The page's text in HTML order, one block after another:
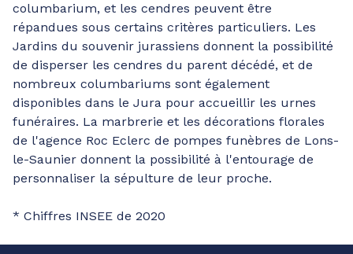
columbarium, et les cendres peuvent être
répandues sous certains critères particuliers. Les
Jardins du souvenir jurassiens donnent la possibilité
de disperser les cendres du parent décédé, et de
nombreux columbariums sont également
disponibles dans le Jura pour accueillir les urnes
funéraires. La marbrerie et les décorations florales
de l'agence Roc Eclerc de pompes funèbres de Lons-
le-Saunier donnent la possibilité à l'entourage de
personnaliser la sépulture de leur proche.
* Chiffres INSEE de 2020